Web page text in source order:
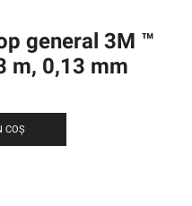
general 3M ™
m, 0,13 mm
COȘ